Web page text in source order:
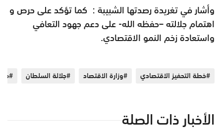
وأشار في تغريدة رصدتها الشبيبة : كما تؤكد على حرص و
اهتمام جلالته –حفظه الله- على دعم جهود التعافي
واستعادة زخم النمو الاقتصادي.
#خطة التحفيز الاقتصادي #وزارة الاقتصاد #جلالة السلطان
الأخبار ذات الصلة